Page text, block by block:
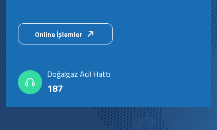
Online İşlemler
Doğalgaz Acil Hattı
187